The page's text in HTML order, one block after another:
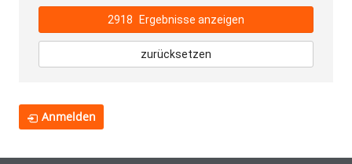
2918 Ergebnisse anzeigen
zurücksetzen
Anmelden